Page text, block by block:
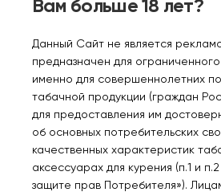
Газ NEWPORT 90 мл.
280₽
Вам больше 18 лет?
Данный Сайт не является
предназначен для
именно для совершеннолетних
табачной продукции (граждан
для предоставления им
об основных потребительских
качественных характеристик
аксессуарах для курения (п.1 и
защите прав Потребителя»).